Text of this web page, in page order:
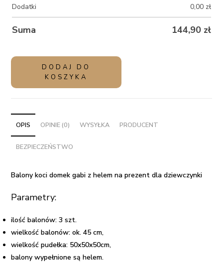
Dodatki 0,00 zł
Suma 144,90 zł
ilość
koci
gabi
helem
na
dla
DODAJ DO
KOSZYKA
OPIS OPINIE (0) WYSYŁKA PRODUCENT
BEZPIECZEŃSTWO
Balony koci domek gabi z helem na prezent dla dziewczynki
Parametry:
ilość balonów: 3 szt.
wielkość balonów: ok. 45 cm,
wielkość pudełka: 50x50x50cm,
balony wypełnione są helem.